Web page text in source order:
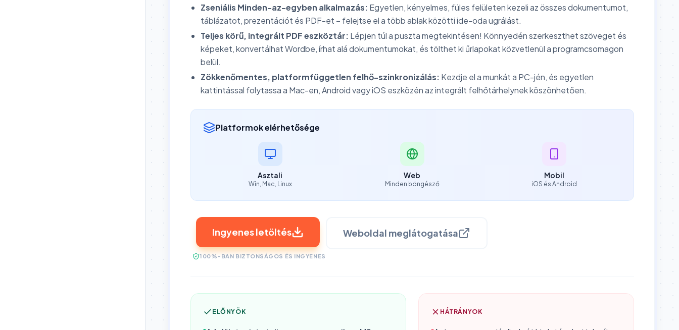
Zseniális Minden-az-egyben alkalmazás: Egyetlen, kényelmes, füles felületen kezeli az összes dokumentumot,
táblázatot, prezentációt és PDF-et – felejtse el a több ablak közötti ide-oda ugrálást.
Teljes körű, integrált PDF eszköztár: Lépjen túl a puszta megtekintésen! Könnyedén szerkeszthet szöveget és
képeket, konvertálhat Wordbe, írhat alá dokumentumokat, és tölthet ki űrlapokat közvetlenül a programcsomagon
belül.
Zökkenőmentes, platformfüggetlen felhő-szinkronizálás: Kezdje el a munkát a PC-jén, és egyetlen
kattintással folytassa a Mac-en, Android vagy iOS eszközén az integrált felhőtárhelynek köszönhetően.
Platformok elérhetősége
Asztali
Win, Mac, Linux
Web
Minden böngésző
Mobil
iOS és Android
Ingyenes letöltés
100%-BAN BIZTONSÁGOS ÉS INGYENES
Weboldal meglátogatása
ELŐNYÖK HÁTRÁNYOK